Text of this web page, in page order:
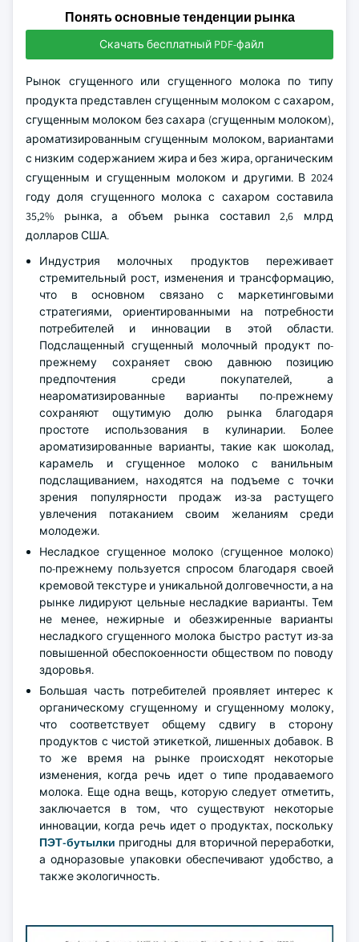
Понять основные тенденции рынка
Скачать бесплатный PDF-файл
Рынок сгущенного или сгущенного молока по типу
продукта представлен сгущенным молоком с сахаром,
сгущенным молоком без сахара (сгущенным молоком),
ароматизированным сгущенным молоком, вариантами
с низким содержанием жира и без жира, органическим
сгущенным и сгущенным молоком и другими. В 2024
году доля сгущенного молока с сахаром составила
35,2% рынка, а объем рынка составил 2,6 млрд
долларов США.
Индустрия молочных продуктов переживает
стремительный рост, изменения и трансформацию,
что в основном связано с маркетинговыми
стратегиями, ориентированными на потребности
потребителей и инновации в этой области.
Подслащенный сгущенный молочный продукт по-
прежнему сохраняет свою давнюю позицию
предпочтения среди покупателей, а
неароматизированные варианты по-прежнему
сохраняют ощутимую долю рынка благодаря
простоте использования в кулинарии. Более
ароматизированные варианты, такие как шоколад,
карамель и сгущенное молоко с ванильным
подслащиванием, находятся на подъеме с точки
зрения популярности продаж из-за растущего
увлечения потаканием своим желаниям среди
молодежи.
Несладкое сгущенное молоко (сгущенное молоко)
по-прежнему пользуется спросом благодаря своей
кремовой текстуре и уникальной долговечности, а на
рынке лидируют цельные несладкие варианты. Тем
не менее, нежирные и обезжиренные варианты
несладкого сгущенного молока быстро растут из-за
повышенной обеспокоенности обществом по поводу
здоровья.
Большая часть потребителей проявляет интерес к
органическому сгущенному и сгущенному молоку,
что соответствует общему сдвигу в сторону
продуктов с чистой этикеткой, лишенных добавок. В
то же время на рынке происходят некоторые
изменения, когда речь идет о типе продаваемого
молока. Еще одна вещь, которую следует отметить,
заключается в том, что существуют некоторые
инновации, когда речь идет о продуктах, поскольку
ПЭТ-бутылки пригодны для вторичной переработки,
а одноразовые упаковки обеспечивают удобство, а
также экологичность.